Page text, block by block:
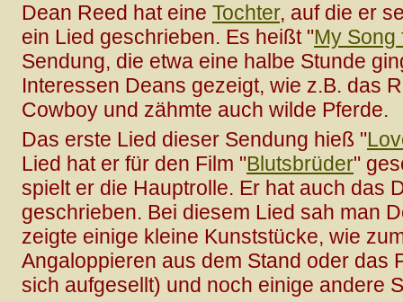
Dean Reed hat eine Tochter, auf die er
ein Lied geschrieben. Es heißt "My Song
Sendung, die etwa eine halbe Stunde
Interessen Deans gezeigt, wie z.B. das
Cowboy und zähmte auch wilde Pferde.
Das erste Lied dieser Sendung hieß "
Lied hat er für den Film "Blutsbrüder"
spielt er die Hauptrolle. Er hat auch das
geschrieben. Bei diesem Lied sah man
zeigte einige kleine Kunststücke, wie
Angaloppieren aus dem Stand oder das
sich aufgesellt) und noch einige andere